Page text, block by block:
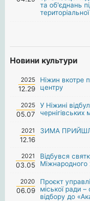
та об'єднань
Новини культури
2025
12.29
Ніжин вкотре
центру
2025
05.07
У Ніжині
чернігівських
2021
12.16
ЗИМА
2021
03.05
Відбувся
Міжнародного
2020
06.09
Проєкт
міської ради
відбору до